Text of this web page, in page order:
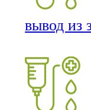
вывод из